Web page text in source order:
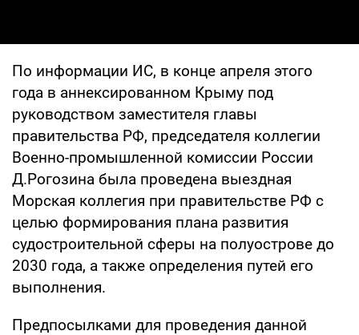
По информации ИС, в конце апреля этого
года в аннексированном Крыму под
руководством заместителя главы
правительства РФ, председателя коллегии
Военно-промышленной комиссии России
Д.Рогозина была проведена выездная
Морская коллегия при правительстве РФ с
целью формирования плана развития
судостроительной сферы на полуострове до
2030 года, а также определения путей его
выполнения.
Предпосылками для проведения данной